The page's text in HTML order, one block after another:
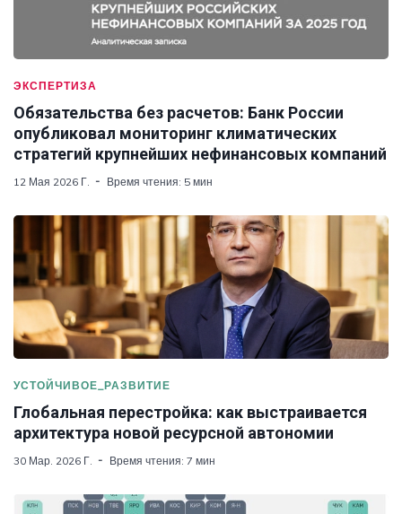
ЭКСПЕРТИЗА
Обязательства без расчетов: Банк России
опубликовал мониторинг климатических
стратегий крупнейших нефинансовых компаний
12 Мая 2026 Г. Время чтения: 5 мин
УСТОЙЧИВОЕ_РАЗВИТИЕ
Глобальная перестройка: как выстраивается
архитектура новой ресурсной автономии
30 Мар. 2026 Г. Время чтения: 7 мин